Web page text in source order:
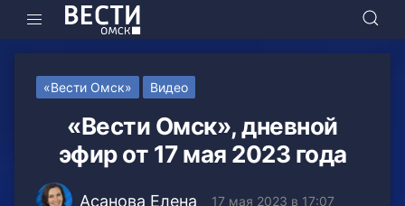
«Вести Омск» Видео
«Вести Омск», дневной
эфир от 17 мая 2023 года
Асанова Елена 17 мая 2023 в 17:07